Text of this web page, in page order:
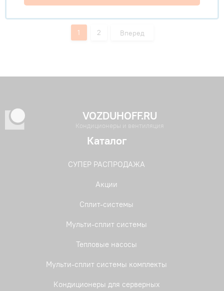
1 2 Вперед
VOZDUHOFF.RU
Кондиционеры и вентиляция
Каталог
СУПЕР РАСПРОДАЖА
Акции
Сплит-системы
Мульти-сплит системы
Тепловые насосы
Мульти-сплит системы комплекты
Кондиционеры для серверных